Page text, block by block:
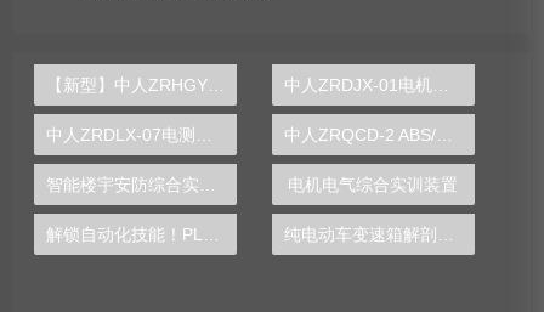
【新型】中人ZRHGYL-11洞道干燥实验装置(计算机数据采集控制型)
中人ZRQCD-2 ABS/ASR/EBD/ESP制动系统实训台
电机电气综合实训装置